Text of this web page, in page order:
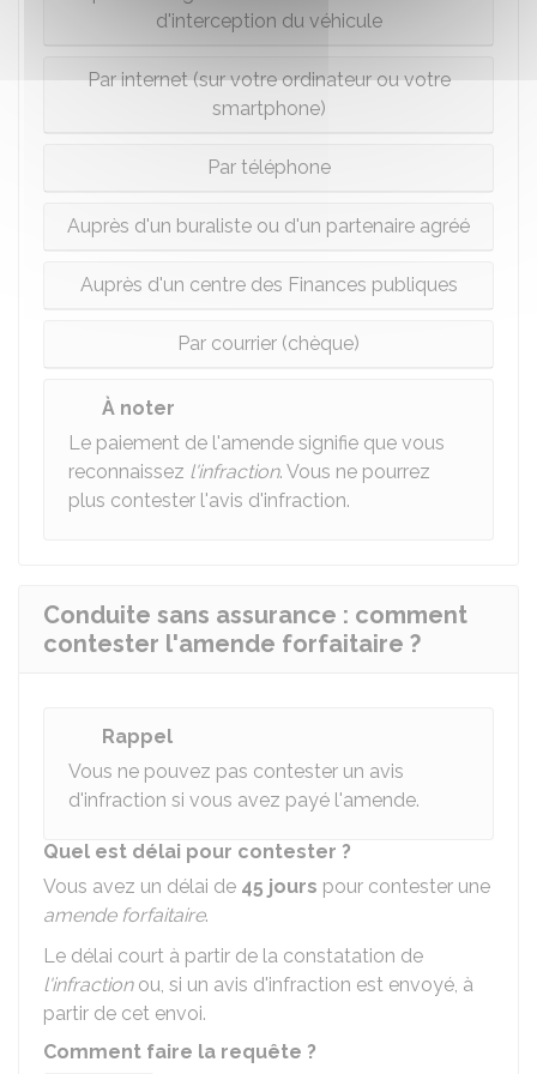
d'interception du véhicule
Par internet (sur votre ordinateur ou votre
smartphone)
Par téléphone
Auprès d'un buraliste ou d'un partenaire agréé
Auprès d'un centre des Finances publiques
Par courrier (chèque)
À noter
Le paiement de l'amende signifie que vous
reconnaissez l'infraction. Vous ne pourrez
plus contester l'avis d'infraction.
Conduite sans assurance : comment
contester l'amende forfaitaire ?
Rappel
Vous ne pouvez pas contester un avis
d'infraction si vous avez payé l'amende.
Quel est délai pour contester ?
Vous avez un délai de 45 jours pour contester une
amende forfaitaire.
Le délai court à partir de la constatation de
l'infractionou, si un avis d'infraction est envoyé, à
partir de cet envoi.
Comment faire la requête ?